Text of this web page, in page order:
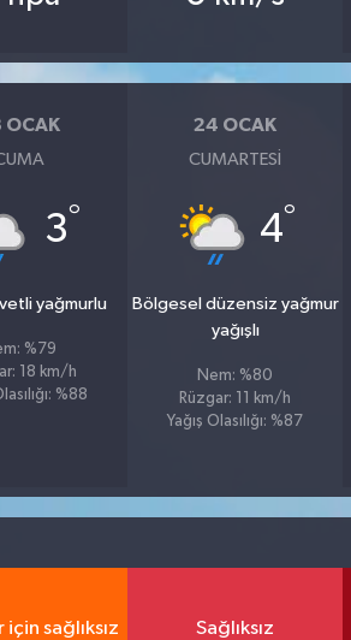
OCAK
3°
yağmurlu
%79
18 km/h
%88
24 OCAK
CUMARTESI
4°
Bölgesel düzensiz yağmur
yağışlı
Nem: %80
Rüzgar: 11 km/h
Yağış Olasılığı: %87
için sağlıksız Sağlıksız